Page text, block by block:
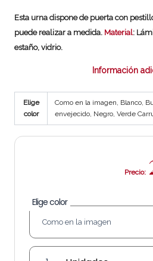
Esta urna dispone de puerta con
puede realizar a medida. Material:
estaño, vidrio.
Información
Elige
color
Como en la imagen, Blanco,
envejecido, Negro, Verde
Precio:
Elige color